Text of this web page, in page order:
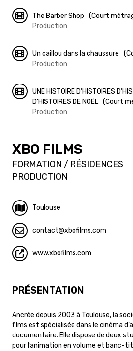
The Barber Shop
(Court
Production
Un caillou dans la chaussure
Production
UNE HISTOIRE D’HISTOIRES
D’HISTOIRES DE NOËL (Court
Production
XBO FILMS
FORMATION / RÉSIDENCES
PRODUCTION
Toulouse
contact xbofilms.com
www.xbofilms.com
PRÉSENTATION
Ancrée depuis 2003 à Toulouse, la
films est spécialisée dans le cinéma
documentaire. Elle dispose de deux
pour l’animation en volume et banc-